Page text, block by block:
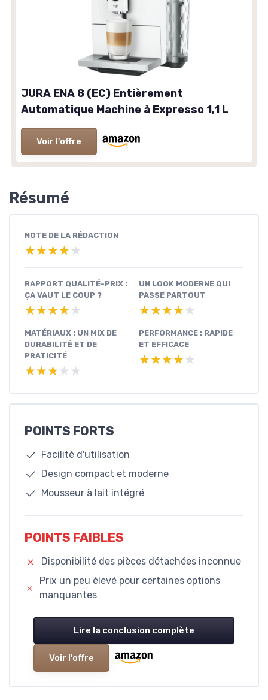
JURA ENA 8 (EC) Entièrement
Automatique Machine à Expresso 1,1 L
Voir l'offre
Résumé
NOTE DE LA RÉDACTION
★★★★★
★★★★★
RAPPORT QUALITÉ-PRIX :
ÇA VAUT LE COUP ?
★★★★★
★★★★★
UN LOOK MODERNE QUI
PASSE PARTOUT
★★★★★
★★★★★
MATÉRIAUX : UN MIX DE
DURABILITÉ ET DE
PRATICITÉ
★★★★★
★★★★★
PERFORMANCE : RAPIDE
ET EFFICACE
★★★★★
★★★★★
POINTS FORTS
Facilité d'utilisation
Design compact et moderne
Mousseur à lait intégré
POINTS FAIBLES
Disponibilité des pièces détachées inconnue
Prix un peu élevé pour certaines options
manquantes
Lire la conclusion complète
Voir l'offre